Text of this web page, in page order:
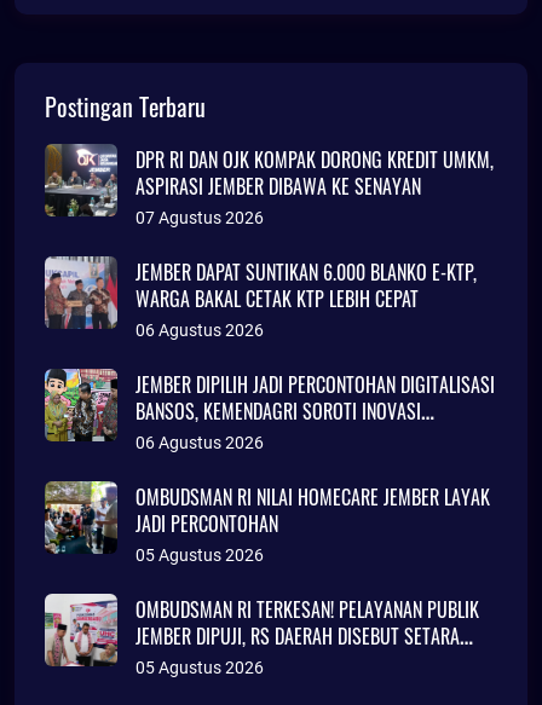
Postingan Terbaru
DPR RI DAN OJK KOMPAK DORONG KREDIT UMKM,
ASPIRASI JEMBER DIBAWA KE SENAYAN
07 Agustus 2026
JEMBER DAPAT SUNTIKAN 6.000 BLANKO E-KTP,
WARGA BAKAL CETAK KTP LEBIH CEPAT
06 Agustus 2026
JEMBER DIPILIH JADI PERCONTOHAN DIGITALISASI
BANSOS, KEMENDAGRI SOROTI INOVASI
ADMINDUK
06 Agustus 2026
OMBUDSMAN RI NILAI HOMECARE JEMBER LAYAK
JADI PERCONTOHAN
05 Agustus 2026
OMBUDSMAN RI TERKESAN! PELAYANAN PUBLIK
JEMBER DIPUJI, RS DAERAH DISEBUT SETARA
KLINIK JAKARTA
05 Agustus 2026